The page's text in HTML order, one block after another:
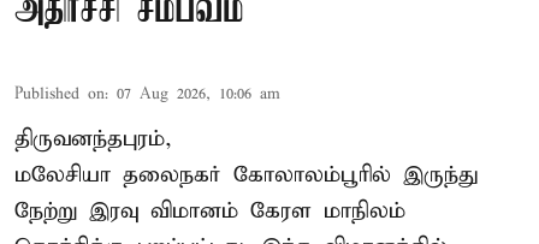
அதிர்ச்சி சம்பவம்
Published on: 07 Aug 2026, 10:06 am
திருவனந்தபுரம்,
மலேசியா தலைநகர் கோலாலம்பூரில் இருந்து
நேற்று இரவு விமானம் கேரள மாநிலம்